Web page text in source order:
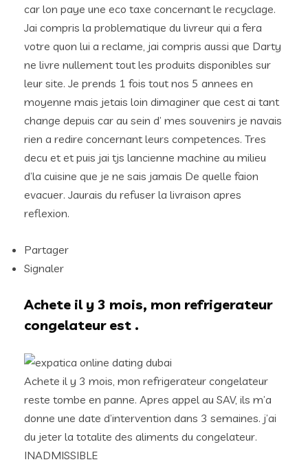
car lon paye une eco taxe concernant le recyclage.
Jai compris la problematique du livreur qui a fera
votre quon lui a reclame, jai compris aussi que Darty
ne livre nullement tout les produits disponibles sur
leur site. Je prends 1 fois tout nos 5 annees en
moyenne mais jetais loin dimaginer que cest ai tant
change depuis car au sein d’ mes souvenirs je navais
rien a redire concernant leurs competences. Tres
decu et et puis jai tjs lancienne machine au milieu
d’la cuisine que je ne sais jamais De quelle faion
evacuer. Jaurais du refuser la livraison apres
reflexion.
Partager
Signaler
Achete il y 3 mois, mon refrigerateur
congelateur est .
Achete il y 3 mois, mon refrigerateur congelateur
reste tombe en panne. Apres appel au SAV, ils m’a
donne une date d’intervention dans 3 semaines. j’ai
du jeter la totalite des aliments du congelateur.
INADMISSIBLE